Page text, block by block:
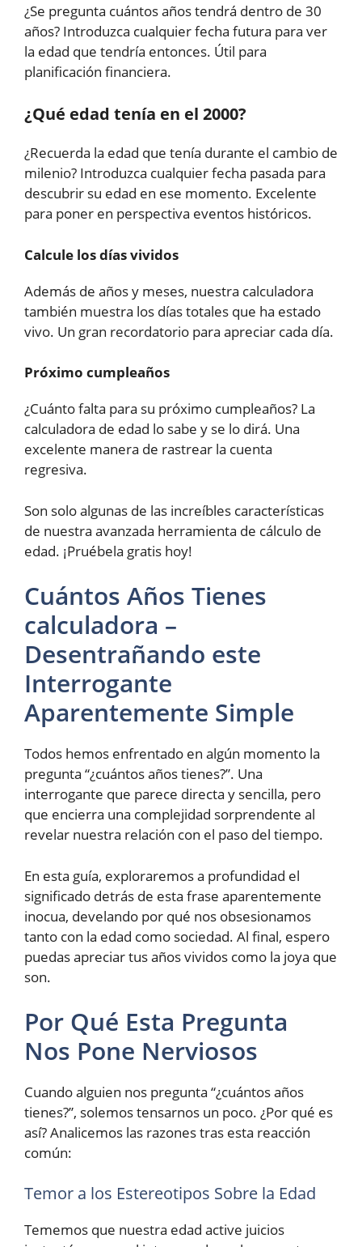
¿Se pregunta cuántos años tendrá dentro de 30
años? Introduzca cualquier fecha futura para ver
la edad que tendría entonces. Útil para
planificación financiera.
¿Qué edad tenía en el 2000?
¿Recuerda la edad que tenía durante el cambio de
milenio? Introduzca cualquier fecha pasada para
descubrir su edad en ese momento. Excelente
para poner en perspectiva eventos históricos.
Calcule los días vividos
Además de años y meses, nuestra calculadora
también muestra los días totales que ha estado
vivo. Un gran recordatorio para apreciar cada día.
Próximo cumpleaños
¿Cuánto falta para su próximo cumpleaños? La
calculadora de edad lo sabe y se lo dirá. Una
excelente manera de rastrear la cuenta
regresiva.
Son solo algunas de las increíbles características
de nuestra avanzada herramienta de cálculo de
edad. ¡Pruébela gratis hoy!
Cuántos Años Tienes
calculadora –
Desentrañando este
Interrogante
Aparentemente Simple
Todos hemos enfrentado en algún momento la
pregunta “¿cuántos años tienes?”. Una
interrogante que parece directa y sencilla, pero
que encierra una complejidad sorprendente al
revelar nuestra relación con el paso del tiempo.
En esta guía, exploraremos a profundidad el
significado detrás de esta frase aparentemente
inocua, develando por qué nos obsesionamos
tanto con la edad como sociedad. Al final, espero
puedas apreciar tus años vividos como la joya que
son.
Por Qué Esta Pregunta
Nos Pone Nerviosos
Cuando alguien nos pregunta “¿cuántos años
tienes?”, solemos tensarnos un poco. ¿Por qué es
así? Analicemos las razones tras esta reacción
común:
Temor a los Estereotipos Sobre la Edad
Tememos que nuestra edad active juicios